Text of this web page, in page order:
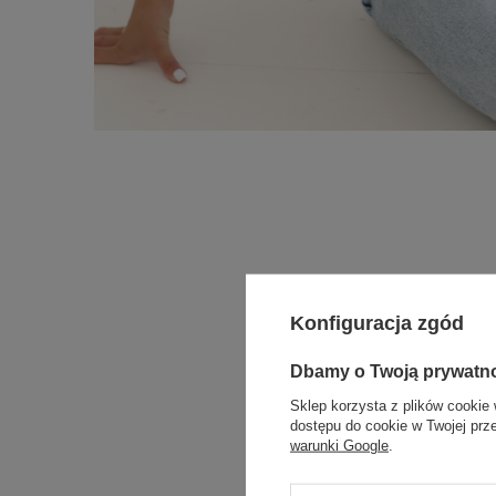
Konfiguracja zgód
Dbamy o Twoją
Sklep korzysta z plików cookie
dostępu do cookie w Twojej
warunki Google